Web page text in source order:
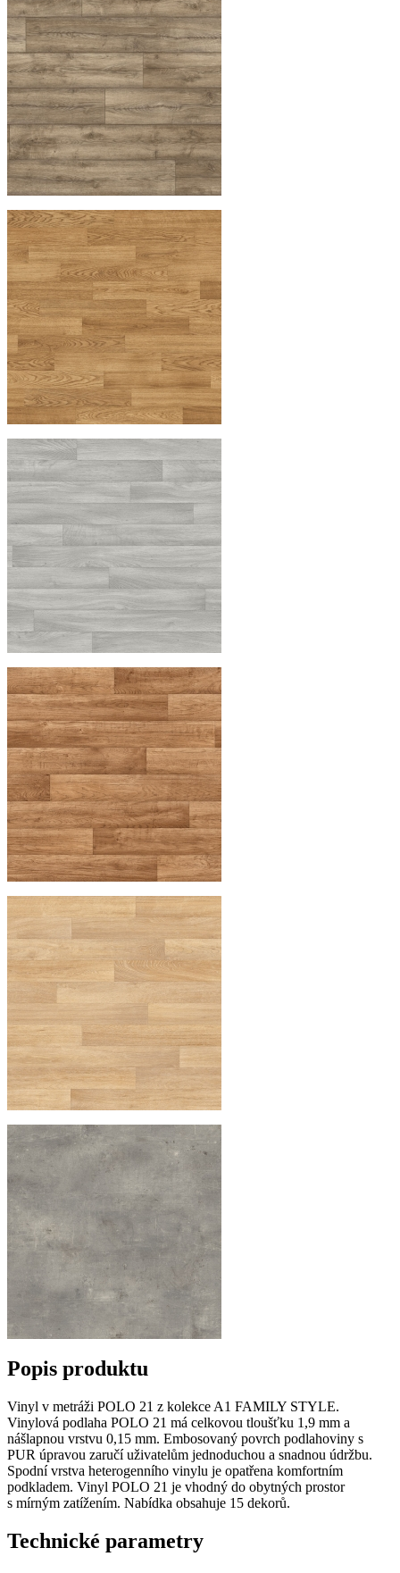
Popis produktu
Vinyl v metráži POLO 21 z kolekce A1 FAMILY STYLE.
Vinylová podlaha POLO 21 má celkovou tloušťku 1,9 mm a
nášlapnou vrstvu 0,15 mm. Embosovaný povrch podlahoviny s
PUR úpravou zaručí uživatelům jednoduchou a snadnou údržbu.
Spodní vrstva heterogenního vinylu je opatřena komfortním
podkladem. Vinyl POLO 21 je vhodný do obytných prostor
s mírným zatížením. Nabídka obsahuje 15 dekorů.
Technické parametry